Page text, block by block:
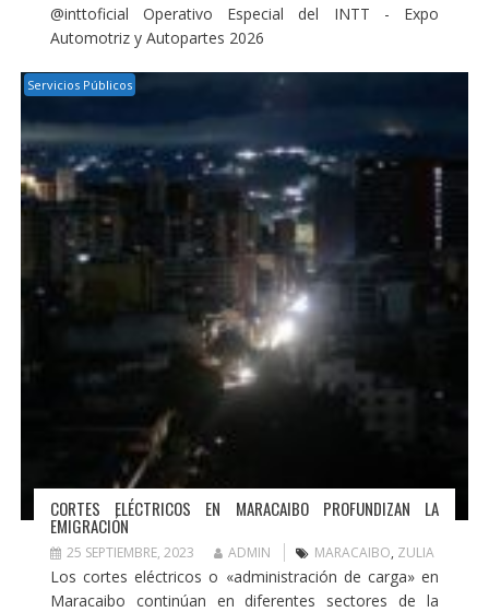
@inttoficial Operativo Especial del INTT - Expo
Automotriz y Autopartes 2026
Servicios Públicos
CORTES ELÉCTRICOS EN MARACAIBO PROFUNDIZAN LA
EMIGRACIÓN
25 SEPTIEMBRE, 2023 ADMIN MARACAIBO, ZULIA
Los cortes eléctricos o «administración de carga» en
Maracaibo continúan en diferentes sectores de la